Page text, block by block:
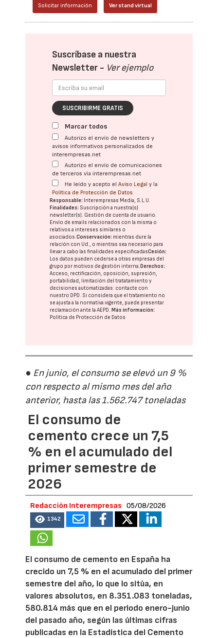
Solicitar información Ver stand virtual
Suscríbase a nuestra
Newsletter - Ver ejemplo
SUSCRIBIRME GRATIS
Marcar todos
Autorizo el envío de newsletters y
avisos informativos personalizados de
interempresas.net
Autorizo el envío de comunicaciones
de terceros vía interempresas.net
He leído y acepto elAviso Legal y la
Política de Protección de Datos
Responsable: Interempresas Media, S.L.U.
Finalidades: Suscripción a nuestra(s)
newsletter(s). Gestión de cuenta de usuario.
Envío de emails relacionados con la misma o
relativos a intereses similares o
asociados.Conservación: mientras dure la
relación con Ud., o mientras sea necesario para
llevar a cabo las finalidades especificadasCesión:
Los datos pueden cederse a otras empresas del
grupo por motivos de gestión interna. Derechos:
Acceso, rectificación, oposición, supresión,
portabilidad, limitación del tratatamiento y
decisiones automatizadas: contacte con
nuestro DPD. Si considera que el tratamiento no
se ajusta a la normativa vigente, puede presentar
reclamación ante laAEPD. Más información:
Política de Protección de Datos
● En junio, el consumo se elevó un 9 %
con respecto al mismo mes del año
anterior, hasta las 1.562.747 toneladas
El consumo de
cemento crece un 7,5
% en el acumulado del
primer semestre de
2026
Redacción Interempresas 05/08/2026
1342
El consumo de cemento en España ha
crecido un 7,5 % en el acumulado del primer
semestre del año, lo que lo sitúa, en
valores absolutos, en 8.351.083 toneladas,
580.814 más que en el periodo enero-junio
del pasado año, según las últimas cifras
publicadas en la Estadística del Cemento